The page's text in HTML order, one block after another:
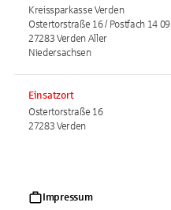
Kreissparkasse Verden
Ostertorstraße 16 / Postfach 14 09
27283 Verden Aller
Niedersachsen
Einsatzort
Ostertorstraße 16
27283 Verden
Impressum